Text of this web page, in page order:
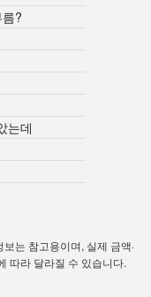
?
는데
는 참고용이며, 실제 금액·
따라 달라질 수 있습니다.